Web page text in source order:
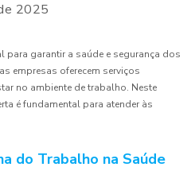
2025
para garantir a saúde e segurança dos
empresas oferecem serviços
no ambiente de trabalho. Neste
é fundamental para atender às
do Trabalho na Saúde